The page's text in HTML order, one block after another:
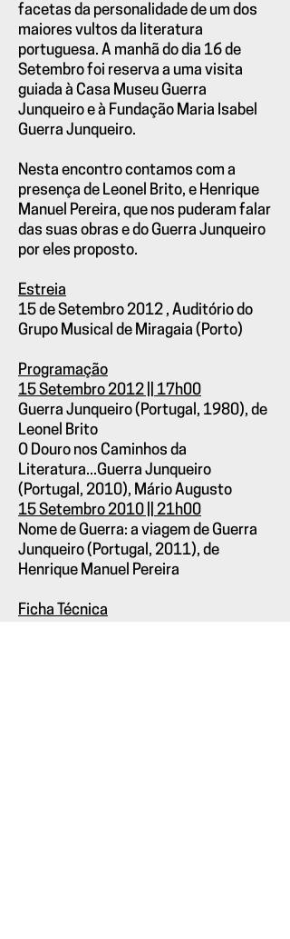
facetas da personalidade de um dos
maiores vultos da literatura
portuguesa. A manhã do dia 16 de
Setembro foi reserva a uma visita
guiada à Casa Museu Guerra
Junqueiro e à Fundação Maria Isabel
Guerra Junqueiro.
Nesta encontro contamos com a
presença de Leonel Brito, e Henrique
Manuel Pereira, que nos puderam falar
das suas obras e do Guerra Junqueiro
por eles proposto.
Estreia
15 de Setembro 2012 , Auditório do
Grupo Musical de Miragaia (Porto)
Programação
15 Setembro 2012 || 17h00
Guerra Junqueiro (Portugal, 1980), de
Leonel Brito
O Douro nos Caminhos da
Literatura...Guerra Junqueiro
(Portugal, 2010), Mário Augusto
15 Setembro 2010 || 21h00
Nome de Guerra: a viagem de Guerra
Junqueiro (Portugal, 2011), de
Henrique Manuel Pereira
Ficha Técnica